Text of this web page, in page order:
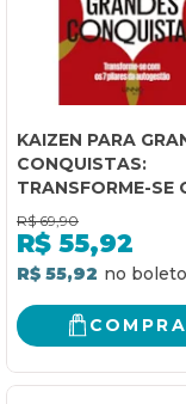
KAIZEN PARA
CONQUISTAS:
TRANSFORME-SE
OS 7 PILARES DA
AUTOGESTÃO
R$ 69,90
R$ 55,92
R$ 55,92